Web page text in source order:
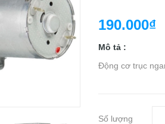
190.000₫
Mô tả :
Động cơ trục
Số lượng